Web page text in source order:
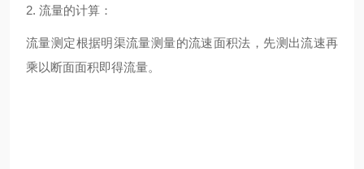
2. 流量的计算：
流量测定根据明渠流量测量的流速面积法，先测出流速再
乘以断面面积即得流量。